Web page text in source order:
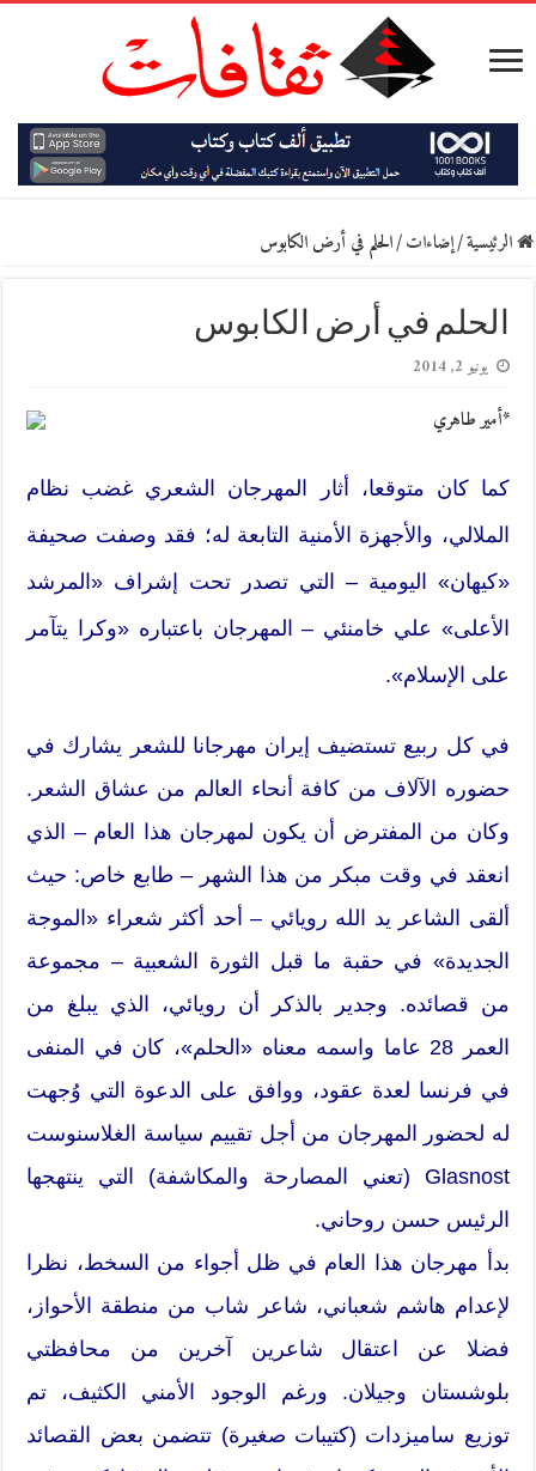
الرئيسية/إضاءات/الحلم في أرض الكابوس
الحلم في أرض الكابوس
يونيو 2, 2014
*أمير طاهري
كما كان متوقعا، أثار المهرجان الشعري غضب نظام
الملالي، والأجهزة الأمنية التابعة له؛ فقد وصفت صحيفة
«كيهان» اليومية – التي تصدر تحت إشراف «المرشد
الأعلى» علي خامنئي – المهرجان باعتباره «وكرا يتآمر
على الإسلام».
في كل ربيع تستضيف إيران مهرجانا للشعر يشارك في
حضوره الآلاف من كافة أنحاء العالم من عشاق الشعر.
وكان من المفترض أن يكون لمهرجان هذا العام – الذي
انعقد في وقت مبكر من هذا الشهر – طابع خاص: حيث
ألقى الشاعر يد الله رويائي – أحد أكثر شعراء «الموجة
الجديدة» في حقبة ما قبل الثورة الشعبية – مجموعة
من قصائده. وجدير بالذكر أن رويائي، الذي يبلغ من
العمر 28 عاما واسمه معناه «الحلم»، كان في المنفى
في فرنسا لعدة عقود، ووافق على الدعوة التي وُجهت
له لحضور المهرجان من أجل تقييم سياسة الغلاسنوست
Glasnost (تعني المصارحة والمكاشفة) التي ينتهجها
الرئيس حسن روحاني.
بدأ مهرجان هذا العام في ظل أجواء من السخط، نظرا
لإعدام هاشم شعباني، شاعر شاب من منطقة الأحواز،
فضلا عن اعتقال شاعرين آخرين من محافظتي
بلوشستان وجيلان. ورغم الوجود الأمني الكثيف، تم
توزيع ساميزدات (كتيبات صغيرة) تتضمن بعض القصائد